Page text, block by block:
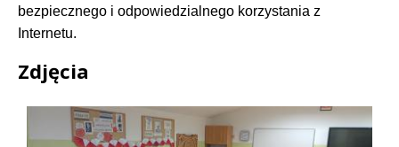
bezpiecznego i odpowiedzialnego korzystania z
Internetu.
Zdjęcia